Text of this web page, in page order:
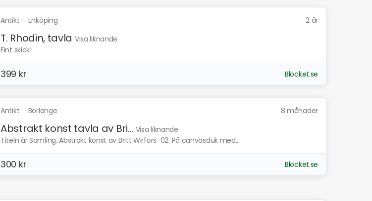
Antikt · Enköping 2 år
T. Rhodin, tavla Visa liknande
Fint skick!
399 kr Blocket.se
Antikt · Borlänge 8 månader
Abstrakt konst tavla av Bri... Visa liknande
Titeln är Samling. Abstrakt konst av Britt Wirfors-02. På canvasduk med...
300 kr Blocket.se